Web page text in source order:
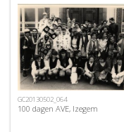
GC20130502_064
100 dagen AVE, Izegem